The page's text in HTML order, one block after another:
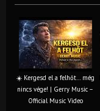
☀️ Kergesd el a felhőt… még
nincs vége! | Gerry Music –
Official Music Video